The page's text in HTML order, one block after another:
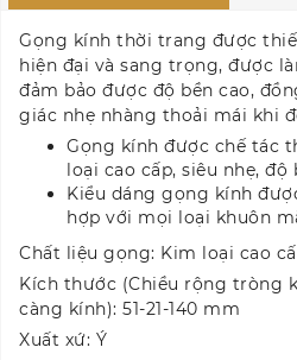
Gọng kính thời trang được
hiện đại và sang trọng, được
đảm bảo được độ bền cao,
giác nhẹ nhàng thoải mái khi
Gọng kính được chế tác
loại cao cấp, siêu nhẹ, độ
Kiểu dáng gọng kính
hợp với mọi loại khuôn
Chất liệu gọng: Kim loại cao
Kích thước (Chiều rộng tròng
càng kính): 51-21-140 mm
Xuất xứ: Ý